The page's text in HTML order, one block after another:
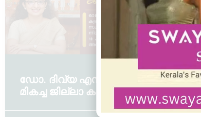
ഡോ. ദിവ്യ എസ് അയ്യർ
മികച്ച ജില്ലാ കളക്ടർ